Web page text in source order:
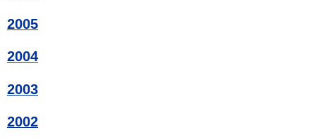
2005
2004
2003
2002